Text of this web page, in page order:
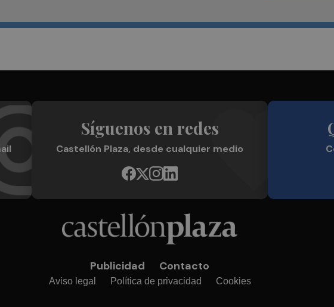
Síguenos en redes
Castellón Plaza, desde cualquier medio
Publicidad Contacto
Aviso legal Política de privacidad Cookies